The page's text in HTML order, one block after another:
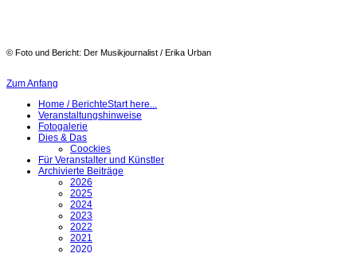
© Foto und Bericht: Der Musikjournalist / Erika Urban
Zum Anfang
Home / BerichteStart here...
Veranstaltungshinweise
Fotogalerie
Dies & Das
Coockies
Für Veranstalter und Künstler
Archivierte Beiträge
2026
2025
2024
2023
2022
2021
2020